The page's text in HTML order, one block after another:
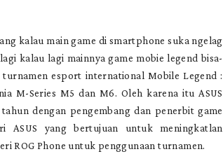
kalau main game di smartphone suka ngelag
kalau lagi mainnya game mobie legend bisa-
esport international Mobile Legend :
M-Series M5 dan M6. Oleh karena itu ASUS
dengan pengembang dan penerbit game
ASUS yang bertujuan untuk meningkatlan
ROG Phone untuk penggunaan turnamen.